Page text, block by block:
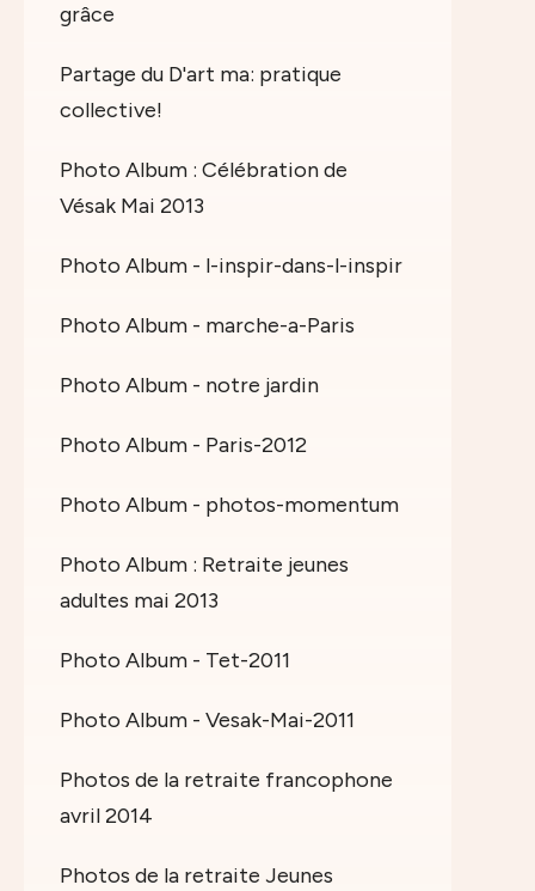
grâce
Partage du D'art ma: pratique
collective!
Photo Album : Célébration de
Vésak Mai 2013
Photo Album - l-inspir-dans-l-inspir
Photo Album - marche-a-Paris
Photo Album - notre jardin
Photo Album - Paris-2012
Photo Album - photos-momentum
Photo Album : Retraite jeunes
adultes mai 2013
Photo Album - Tet-2011
Photo Album - Vesak-Mai-2011
Photos de la retraite francophone
avril 2014
Photos de la retraite Jeunes